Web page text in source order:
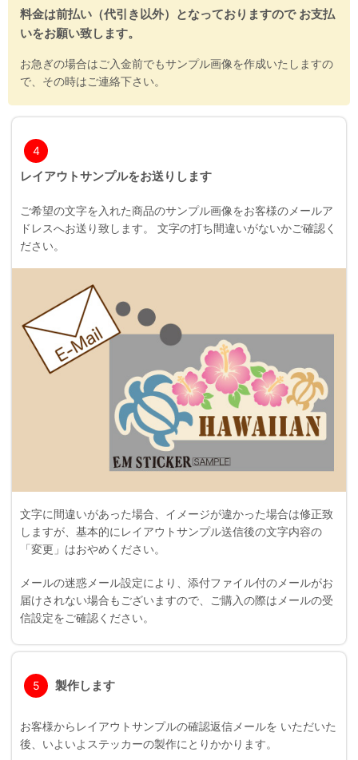
料金は前払い（代引き以外）となっておりますので お支払
いをお願い致します。
お急ぎの場合はご入金前でもサンプル画像を作成いたしますの
で、その時はご連絡下さい。
4
レイアウトサンプルをお送りします
ご希望の文字を入れた商品のサンプル画像をお客様のメールア
ドレスへお送り致します。 文字の打ち間違いがないかご確認く
ださい。
文字に間違いがあった場合、イメージが違かった場合は修正致
しますが、基本的にレイアウトサンプル送信後の文字内容の
「変更」はおやめください。
メールの迷惑メール設定により、添付ファイル付のメールがお
届けされない場合もございますので、ご購入の際はメールの受
信設定をご確認ください。
5 製作します
お客様からレイアウトサンプルの確認返信メールを いただいた
後、いよいよステッカーの製作にとりかかります。